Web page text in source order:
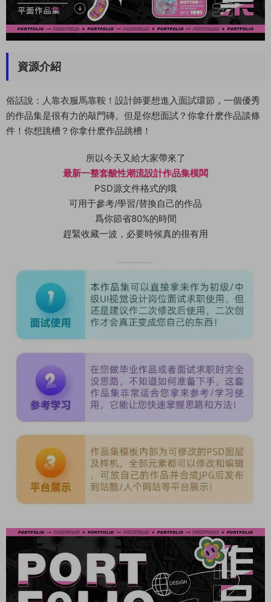
資源介紹
俗話說：人靠衣服馬靠鞍！設計師要想進入面試環節，一個優秀
的作品集是很有力的敲門磚。但是你想面試？你拿什麽作品談條
件！你想跳槽？你拿什麽作品跳槽！
所以今天又給大家帶來了
最新一整套酸性潮流設計作品集模闆
PSD源文件格式的哦
可用于參考/學習/替換自己的作品
爲你節省80%的時間
趕緊收藏一波，必要時候真的很有用